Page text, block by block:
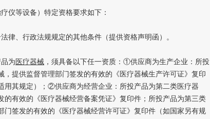
等设备）特定资格要求如下：
、行政法规规定的其他条件（提供资格声明函）。
为 医疗器械 ，须具备以下任一资质：①供应商为生产企业：所投
，提供监督管理部门签发的有效的《医疗器械生产许可证》复印
用其规定）；②供应商为经营企业：所投产品为第二类医疗器
的有效的《医疗器械经营备案凭证》复印件；所投产品为第三类
门签发的有效的《医疗器械经营许可证》复印件（如国家另有规